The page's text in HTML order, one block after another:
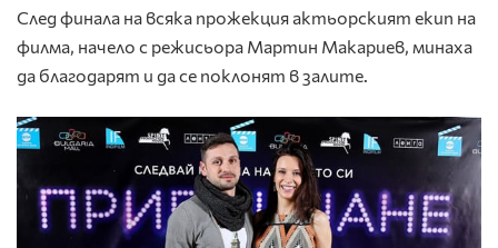
След финала на всяка прожекция актьорският екип на
филма, начело с режисьора Мартин Макариев, минаха
да благодарят и да се поклонят в залите.